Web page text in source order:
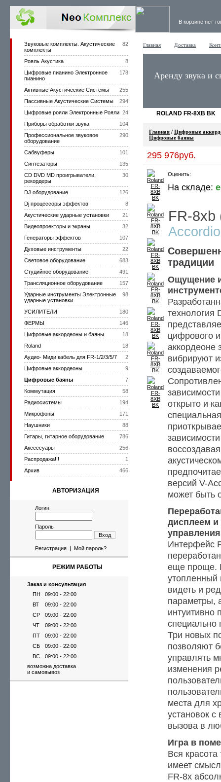
В корзине нет
82
Звуковые комплекты. Акустические
комплекты
8
Рояль Акустика
178
Цифровые пианино Электронное
пианино
255
Активные Акустические Системы
294
Пассивные Акустические Системы
24
Цифровые рояли Электронные Рояли
104
Приборы обработки звука
290
Профессиональное звуковое
оборудование
101
Сабвуферы
135
Синтезаторы
30
CD DVD MD проигрыватели,
рекордеры
126
DJ оборудование
8
Dj процессоры эффектов
21
Акустические ударные установки
32
Видеопроекторы и экраны
107
Генераторы эффектов
22
Духовые инструменты
683
Световое оборудование
491
Студийное оборудование
157
Трансляционное оборудование
98
Ударные инструменты Электронные
ударные установки
180
УСИЛИТЕЛИ
146
ФЕРМЫ
18
Цифровые аккордеоны и баяны
18
Roland
2
Аудио- Миди кабель для FR-1/2/3/5/7
9
Цифровые аккордеоны
7
Цифровые баяны
58
Коммутация
194
Радиосистемы
171
Микрофоны
88
Наушники
786
Гитары, гитарное оборудование
256
Аксессуары
1
Распродажа!!!
466
Архив
АВТОРИЗАЦИЯ
Логин
Пароль
Вход
Регистрация | Мой пароль?
РЕЖИМ РАБОТЫ
Заказ и консультация
ПН
09:00 - 22:00
ВТ
09:00 - 22:00
СР
09:00 - 22:00
ЧТ
09:00 - 22:00
ПТ
09:00 - 22:00
СБ
09:00 - 22:00
ВС
09:00 - 22:00
возможна доставка
и самовывоз
Главная Доставка
Аренду звука и
ROLAND FR-8XB BK
Главная / Цифровые
Цифровые баяны
295 976руб.
Оценить:
На складе:
FR-
традиции
Ощущение
технология
цифрового
аккордеоне
вибрируют
открыто и
версий V-
может быть
дисплеем
управления
Интерфейс
еще проще.
утопленный
видеть и
параметры,
интуитивно
специально
Три новых
позволяют
управлять
изменения
места для
установок
вызова в
Игра в
Вся
имеет
FR-8x